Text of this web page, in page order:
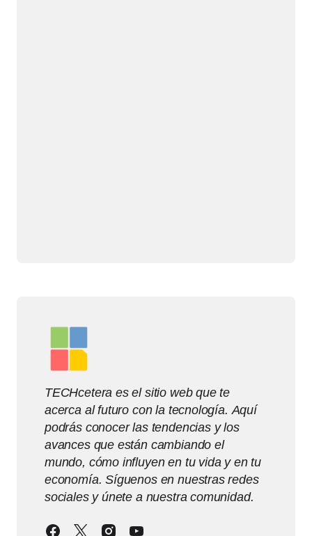
TECHcetera es el sitio web que te
acerca al futuro con la tecnología. Aquí
podrás conocer las tendencias y los
avances que están cambiando el
mundo, cómo influyen en tu vida y en tu
economía. Síguenos en nuestras redes
sociales y únete a nuestra comunidad.